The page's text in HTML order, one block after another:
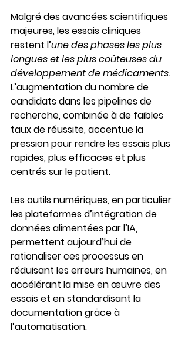
Malgré des avancées scientifiques
majeures, les essais cliniques
restent l’une des phases les plus
longues et les plus coûteuses du
développement de médicaments.
L’augmentation du nombre de
candidats dans les pipelines de
recherche, combinée à de faibles
taux de réussite, accentue la
pression pour rendre les essais plus
rapides, plus efficaces et plus
centrés sur le patient.
Les outils numériques, en particulier
les plateformes d’intégration de
données alimentées par l’IA,
permettent aujourd’hui de
rationaliser ces processus en
réduisant les erreurs humaines, en
accélérant la mise en œuvre des
essais et en standardisant la
documentation grâce à
l’automatisation.